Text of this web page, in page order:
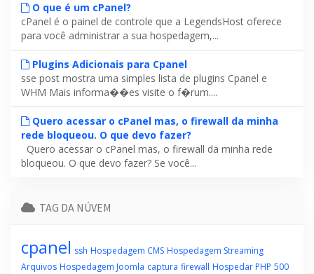
O que é um cPanel?
cPanel é o painel de controle que a LegendsHost oferece
para você administrar a sua hospedagem,...
Plugins Adicionais para Cpanel
sse post mostra uma simples lista de plugins Cpanel e
WHM Mais informa��es visite o f�rum....
Quero acessar o cPanel mas, o firewall da minha
rede bloqueou. O que devo fazer?
Quero acessar o cPanel mas, o firewall da minha rede
bloqueou. O que devo fazer? Se você...
TAG DA NÚVEM
cpanel ssh Hospedagem CMS Hospedagem Streaming
Arquivos Hospedagem Joomla captura firewall Hospedar PHP 500